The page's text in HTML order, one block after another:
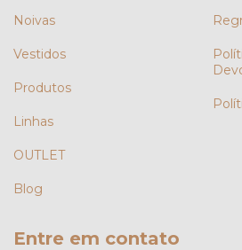
Noivas
Vestidos
Produtos
Linhas
OUTLET
Blog
Entre em contato